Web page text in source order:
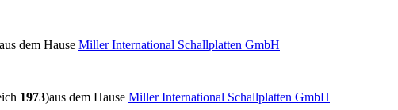
aus dem Hause Miller International Schallplatten GmbH
1973)aus dem Hause Miller International Schallplatten GmbH